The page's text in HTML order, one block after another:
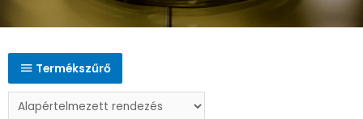
Termékszűrő